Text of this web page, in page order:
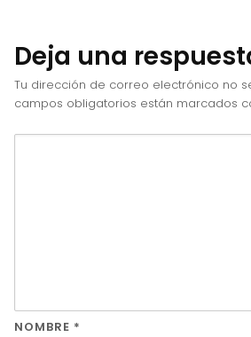
Deja una
Tu dirección de correo electrónico no
campos obligatorios están marcados
NOMBRE *